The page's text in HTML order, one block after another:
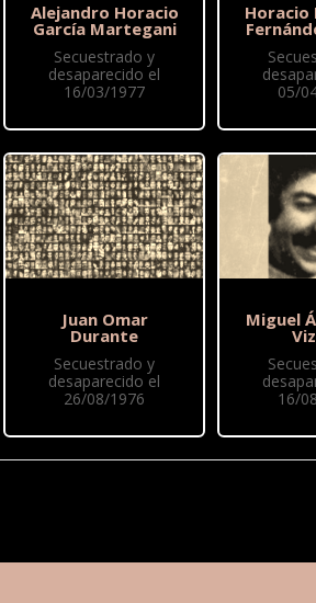
Alejandro Horacio
García Martegani
Secuestrado y
desaparecido el
16/03/1977
Juan Omar
Durante
Secuestrado y
desaparecido el
26/08/1976
Horacio
05/
Miguel
16/